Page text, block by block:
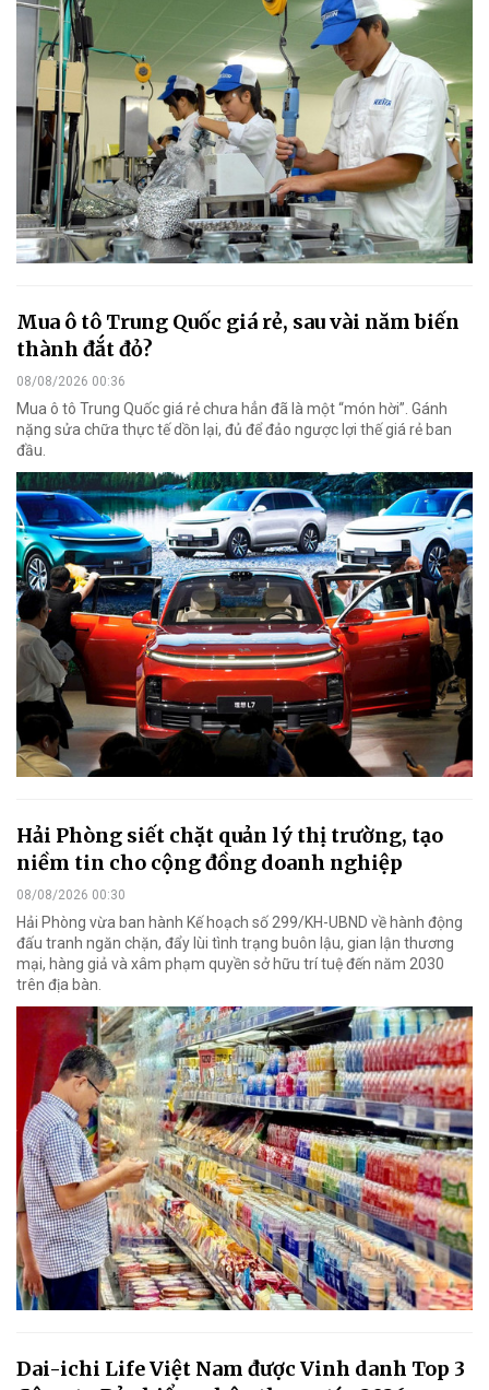
Mua ô tô Trung Quốc giá rẻ, sau vài năm biến
thành đắt đỏ?
08/08/2026 00:36
Mua ô tô Trung Quốc giá rẻ chưa hẳn đã là một “món hời”. Gánh
nặng sửa chữa thực tế dồn lại, đủ để đảo ngược lợi thế giá rẻ ban
đầu.
Hải Phòng siết chặt quản lý thị trường, tạo
niềm tin cho cộng đồng doanh nghiệp
08/08/2026 00:30
Hải Phòng vừa ban hành Kế hoạch số 299/KH-UBND về hành động
đấu tranh ngăn chặn, đẩy lùi tình trạng buôn lậu, gian lận thương
mại, hàng giả và xâm phạm quyền sở hữu trí tuệ đến năm 2030
trên địa bàn.
Dai-ichi Life Việt Nam được Vinh danh Top 3